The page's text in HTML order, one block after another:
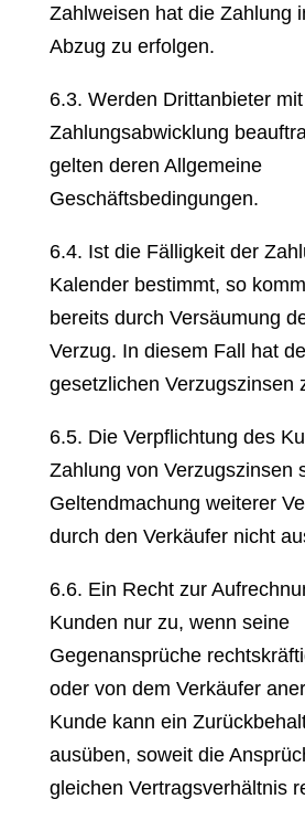
Zahlweisen hat die Zahlung
Abzug zu erfolgen.
6.3. Werden Drittanbieter
Zahlungsabwicklung
gelten deren Allgemeine
Geschäftsbedingungen.
6.4. Ist die Fälligkeit der
Kalender bestimmt, so
bereits durch Versäumung
Verzug. In diesem Fall hat
gesetzlichen Verzugszinsen
6.5. Die Verpflichtung des
Zahlung von Verzugszinsen
Geltendmachung weiterer
durch den Verkäufer nicht
6.6. Ein Recht zur
Kunden nur zu, wenn seine
Gegenansprüche
oder von dem Verkäufer
Kunde kann ein
ausüben, soweit die
gleichen Vertragsverhältnis